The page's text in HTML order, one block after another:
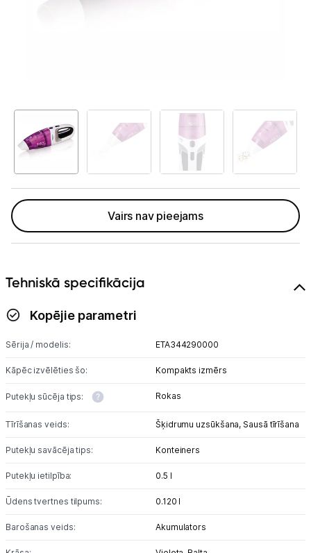
Telefoni, planšetdatori
Iebūvējamā tehnika
Putekļu sūcēju aksesuāri
Tīrīšanas iekārtas
Gludekļi
Tvaika gludināšanas sistēmas
Kafijas pagatavošana
Mazā virtuves tehnika
Klimata iekārtas
Vairs nav pieejams
Tehniskā specifikācija
Kopējie parametri
Sērija / modelis: ETA344290000
Kāpēc izvēlēties šo: Kompakts izmērs
Putekļu sūcēja tips: Rokas
Tīrīšanas veids: Šķidrumu uzsūkšana, Sausā tīrīšana
Putekļu savācēja tips: Konteiners
Putekļu ietilpība: 0.5 l
Ūdens tvertnes tilpums: 0.120 l
Barošanas veids: Akumulators